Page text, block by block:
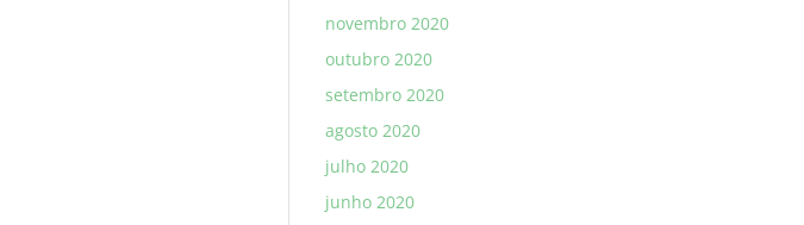
novembro 2020
outubro 2020
setembro 2020
agosto 2020
julho 2020
junho 2020